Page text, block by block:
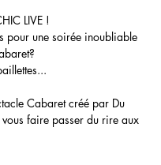
LIVE !
pour une soirée inoubliable
Cabaret créé par Du
faire passer du rire aux